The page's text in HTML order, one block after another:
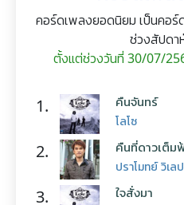
คอร์ดเพลงยอดนิยม เป็นคอร์
ช่วงสัปดา
ตั้งแต่ช่วงวันที่ 30/07/
1. คืนจันทร์
โลโซ
2. คืนที่ดาวเต็ม
ปราโมทย์ วิเล
3. ใจสั่งมา